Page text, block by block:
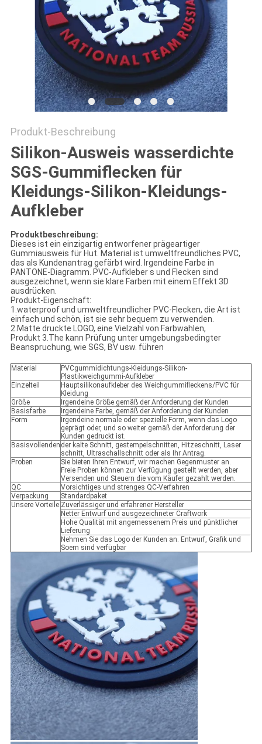
Produkt-Beschreibung
Silikon-Ausweis wasserdichte
SGS-Gummiflecken für
Kleidungs-Silikon-Kleidungs-
Aufkleber
Produktbeschreibung:
Dieses ist ein einzigartig entworfener prägeartiger
Gummiausweis für Hut. Material ist umweltfreundliches PVC,
das als Kundenantrag gefärbt wird. Irgendeine Farbe in
PANTONE-Diagramm. PVC-Aufkleber s und Flecken sind
ausgezeichnet, wenn sie klare Farben mit einem Effekt 3D
ausdrücken.
Produkt-Eigenschaft:
1.waterproof und umweltfreundlicher PVC-Flecken, die Art ist
einfach und schön, ist sie sehr bequem zu verwenden.
2.Matte druckte LOGO, eine Vielzahl von Farbwahlen,
Produkt 3.The kann Prüfung unter umgebungsbedingter
Beanspruchung, wie SGS, BV usw. führen
Material
PVCgummidichtungs-Kleidungs-Silikon-
Plastikweichgummi-Aufkleber
Einzelteil
Hauptsilikonaufkleber des Weichgummifleckens/PVC für
Kleidung
Größe
Irgendeine Größe gemäß der Anforderung der Kunden
Basisfarbe
Irgendeine Farbe, gemäß der Anforderung der Kunden
Form
Irgendeine normale oder spezielle Form, wenn das Logo
geprägt oder, und so weiter gemäß der Anforderung der
Kunden gedruckt ist.
Basisvollenden der kalte Schnitt, gestempelschnitten, Hitzeschnitt, Laser
schnitt, Ultraschallschnitt oder als Ihr Antrag.
Proben
Sie bieten Ihren Entwurf, wir machen Gegenmuster an.
Freie Proben können zur Verfügung gestellt werden, aber
Versenden und Steuern die vom Käufer gezahlt werden.
QC
Vorsichtiges und strenges QC-Verfahren
Verpackung
Standardpaket
Unsere Vorteile Zuverlässiger und erfahrener Hersteller
Netter Entwurf und ausgezeichneter Craftwork
Hohe Qualität mit angemessenem Preis und pünktlicher
Lieferung
Nehmen Sie das Logo der Kunden an. Entwurf, Grafik und
Soem sind verfügbar